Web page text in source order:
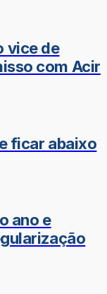
vice de
com Acir
ficar abaixo
ano e